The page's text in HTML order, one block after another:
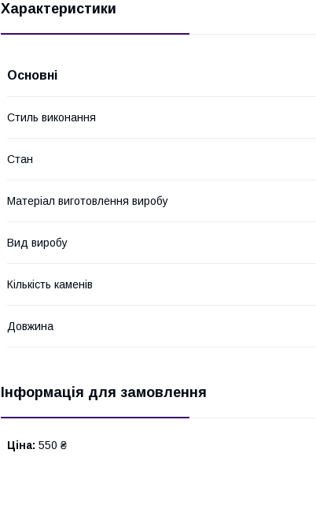
Характеристики
Основні
Стиль виконання
Стан
Матеріал виготовлення виробу
Вид виробу
Кількість каменів
Довжина
Інформація для замовлення
Ціна: 550 ₴